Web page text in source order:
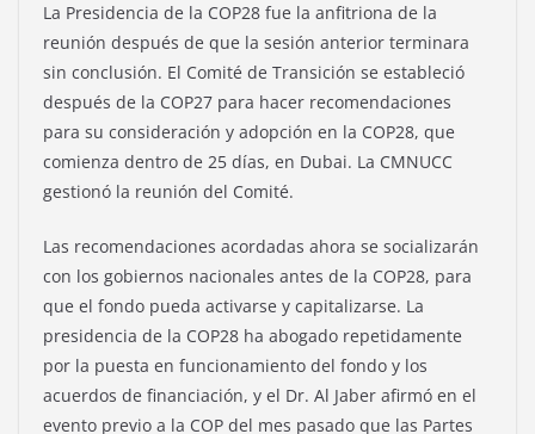
La Presidencia de la COP28 fue la anfitriona de la
reunión después de que la sesión anterior terminara
sin conclusión. El Comité de Transición se estableció
después de la COP27 para hacer recomendaciones
para su consideración y adopción en la COP28, que
comienza dentro de 25 días, en Dubai. La CMNUCC
gestionó la reunión del Comité.
Las recomendaciones acordadas ahora se socializarán
con los gobiernos nacionales antes de la COP28, para
que el fondo pueda activarse y capitalizarse. La
presidencia de la COP28 ha abogado repetidamente
por la puesta en funcionamiento del fondo y los
acuerdos de financiación, y el Dr. Al Jaber afirmó en el
evento previo a la COP del mes pasado que las Partes